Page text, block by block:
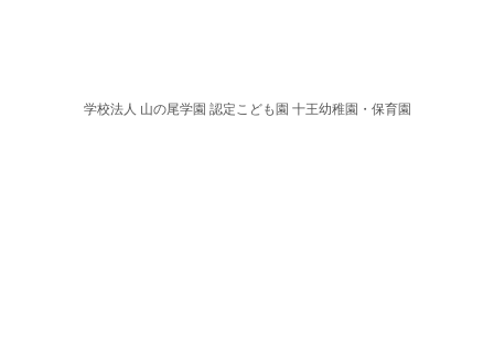
学校法人 山の尾学園 認定こども園 十王幼稚園・保育園